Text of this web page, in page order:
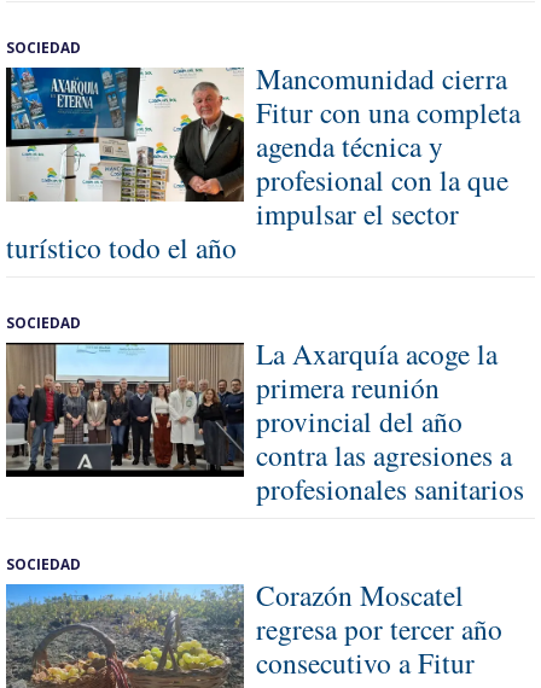
SOCIEDAD
Mancomunidad cierra
Fitur con una completa
agenda técnica y
profesional con la que
impulsar el sector
turístico todo el año
SOCIEDAD
La Axarquía acoge la
primera reunión
provincial del año
contra las agresiones a
profesionales sanitarios
SOCIEDAD
Corazón Moscatel
regresa por tercer año
consecutivo a Fitur